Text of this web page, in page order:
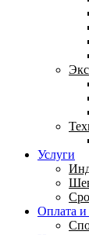
Услуги
Оплата и